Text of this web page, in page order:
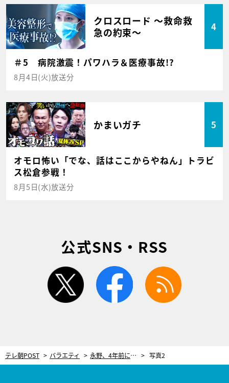
クロスロード ～救命救
急の約束～
4
＃5 病院激震！パワハラ＆医療事故!?
8月4日(火)放送分
かまいガチ 5
オモロ怖い「でな、話はここからやねん」トラビ
ス松倉参戦！
8月5日(水)放送分
公式SNS・RSS
twitter facebook
テレ朝POST バラエティ 永野、4年前に明かした“恩人”にあらためて感謝。「彼がいなかったら今ここにいない」 写真2